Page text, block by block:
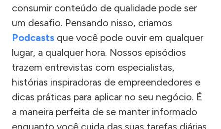
consumir conteúdo de qualidade pode ser
um desafio. Pensando nisso, criamos
Podcasts que você pode ouvir em qualquer
lugar, a qualquer hora. Nossos episódios
trazem entrevistas com especialistas,
histórias inspiradoras de empreendedores e
dicas práticas para aplicar no seu negócio. É
a maneira perfeita de se manter informado
enquanto você cuida das suas tarefas diárias.